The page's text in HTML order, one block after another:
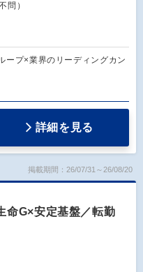
問）
プ×業界のリーディングカン
詳細を見る
掲載期間：26/07/31～26/08/20
命G×安定基盤／転勤